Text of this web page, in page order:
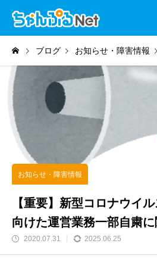
ブログ お知らせ・障害情報
お知らせ・障害情報
【重要】新型コロナウイ
向けた運営業務一部自粛
2020.07.31 2025.06.25